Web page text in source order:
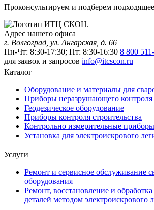
Проконсультируем и подберем
Адрес нашего офиса
г. Волгоград, ул. Ангарская, д. 66
Пн-Чт: 8:30-17:30; Пт: 8:30-16:30 8 800
для заявок и запросов info@itcscon.ru
Каталог
Оборудование и материалы для
Приборы неразрушающего контроля
Геодезическое оборудование
Приборы контроля строительства
Контрольно измерительные приборы
Установка для электроискрового
Услуги
Ремонт и сервисное обслуживание
оборудования
Ремонт, восстановление и
деталей методом